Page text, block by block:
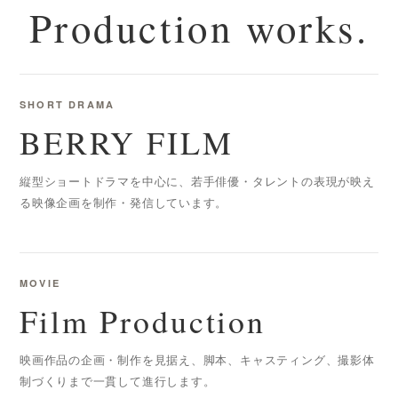
Production works.
SHORT DRAMA
BERRY FILM
縦型ショートドラマを中心に、若手俳優・タレントの表現が映え
る映像企画を制作・発信しています。
MOVIE
Film Production
映画作品の企画・制作を見据え、脚本、キャスティング、撮影体
制づくりまで一貫して進行します。